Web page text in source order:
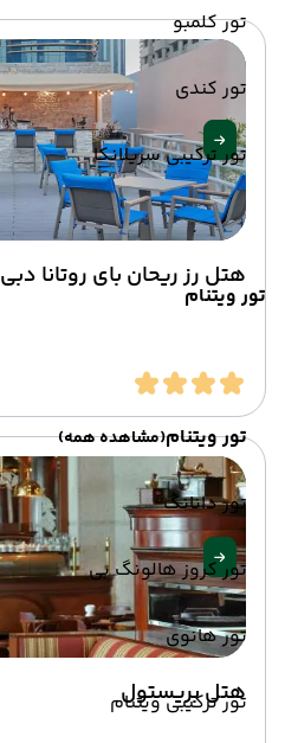
تور کلمبو
تور کندی
تور ترکیبی سریلانکا
تور ویتنام
تور ویتنام(مشاهده همه)
تور دانانگ
تور کروز هالونگ بی
تور هانوی
تور ترکیبی ویتنام
هتل رز ریحان بای روتانا دبی
هتل بریستول